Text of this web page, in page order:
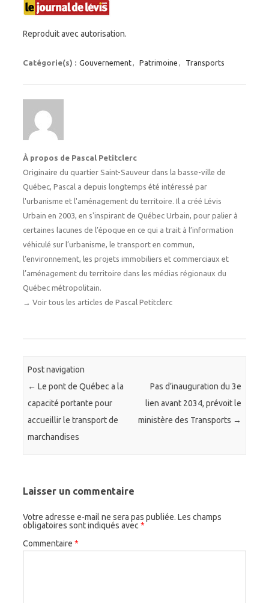
Reproduit avec autorisation.
Catégorie(s) : Gouvernement, Patrimoine , Transports
À propos de Pascal Petitclerc
Originaire du quartier Saint-Sauveur dans la basse-ville de
Québec, Pascal a depuis longtemps été intéressé par
l'urbanisme et l'aménagement du territoire. Il a créé Lévis
Urbain en 2003, en s'inspirant de Québec Urbain, pour palier à
certaines lacunes de l’époque en ce qui a trait à l’information
véhiculé sur l’urbanisme, le transport en commun,
l’environnement, les projets immobiliers et commerciaux et
l’aménagement du territoire dans les médias régionaux du
Québec métropolitain.
→ Voir tous les articles de Pascal Petitclerc
Post navigation
← Le pont de Québec a la
capacité portante pour
accueillir le transport de
marchandises
Pas d’inauguration du 3e
lien avant 2034, prévoit le
ministère des Transports →
Laisser un commentaire
Votre adresse e-mail ne sera pas publiée. Les champs
obligatoires sont indiqués avec *
Commentaire *